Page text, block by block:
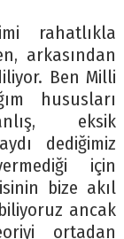
rahatlıkla
arkasından
Ben Milli
hususları
eksik
dediğimiz
için
bize akıl
ancak
ortadan